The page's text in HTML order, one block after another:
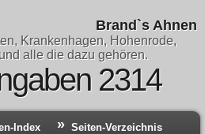
Brand`s Ahnen
Krankenhagen, Hohenrode,
alle die dazu gehören.
2314
Index
Seiten-Verzeichnis